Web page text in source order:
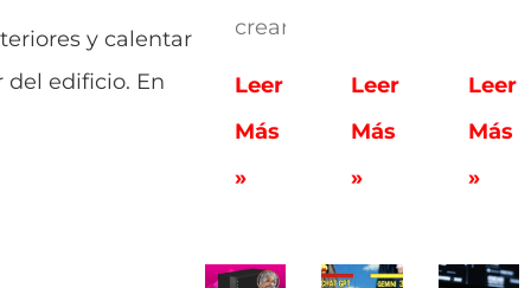
y calentar
edificio. En
crear
Leer
Más
»
Leer
Más
»
Leer
Más
»